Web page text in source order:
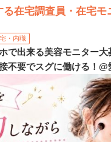
在宅調査員・在宅モ
・内職
で出来る美容モニター大
不要でスグに働ける！@